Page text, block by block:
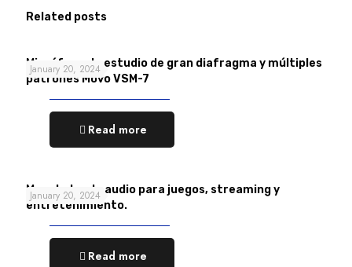
Related posts
January 20, 2024
Micrófono de estudio de gran diafragma y múltiples
patrones Movo VSM-7
Read more
January 20, 2024
Mezclador de audio para juegos, streaming y
entretenimiento.
Read more